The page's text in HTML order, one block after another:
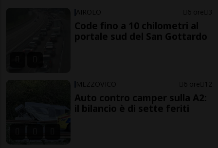
AIROLO 6 ore 3
Code fino a 10 chilometri al
portale sud del San Gottardo
MEZZOVICO 6 ore 12
Auto contro camper sulla A2:
il bilancio è di sette feriti